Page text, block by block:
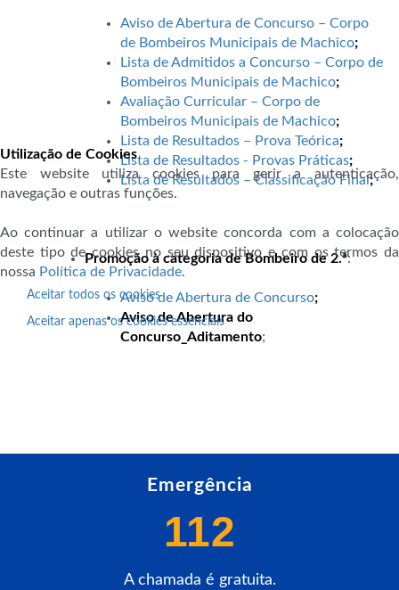
Aviso de Abertura de Concurso – Corpo
de Bombeiros Municipais de Machico;
Lista de Admitidos a Concurso – Corpo de
Bombeiros Municipais de Machico;
Avaliação Curricular – Corpo de
Bombeiros Municipais de Machico;
Lista de Resultados – Prova Teórica;
Lista de Resultados - Provas Práticas;
Lista de Resultados – Classificação Final;
Promoção à categoria de Bombeiro de 2.ª:
Aviso de Abertura de Concurso;
Aviso de Abertura do
Concurso_Aditamento;
Emergência
112
A chamada é gratuita.
Utilização de Cookies
Este website utiliza cookies para gerir a autenticação,
navegação e outras funções.
Ao continuar a utilizar o website concorda com a colocação
deste tipo de cookies no seu dispositivo e com os termos da
nossa Política de Privacidade.
Aceitar todos os cookies
Aceitar apenas os cookies essenciais